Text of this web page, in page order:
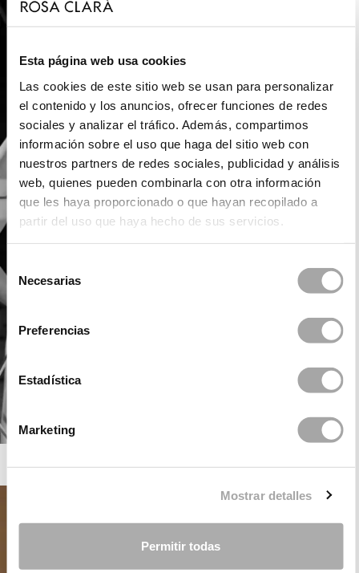
Esta página web usa cookies
Las cookies de este sitio web se usan para personalizar
el contenido y los anuncios, ofrecer funciones de redes
sociales y analizar el tráfico. Además, compartimos
información sobre el uso que haga del sitio web con
nuestros partners de redes sociales, publicidad y análisis
web, quienes pueden combinarla con otra información
que les haya proporcionado o que hayan recopilado a
partir del uso que haya hecho de sus servicios.
consentimiento
Necesarias
Preferencias
Estadística
Marketing
Mostrar detalles
Permitir todas